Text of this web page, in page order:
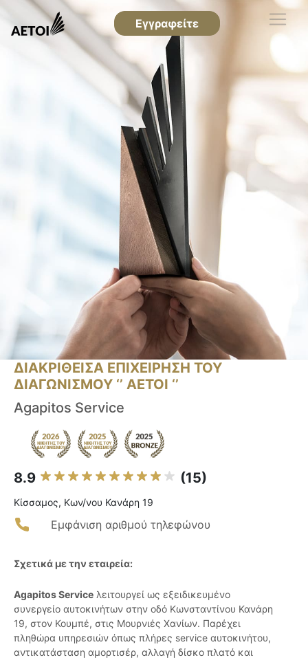
Εγγραφείτε
ΔΙΑΚΡΙΘΕΙΣΑ ΕΠΙΧΕΙΡΗΣΗ ΤΟΥ
ΔΙΑΓΩΝΙΣΜΟΥ ‘’ ΑΕΤΟΙ ‘’
Agapitos Service
8.9 (15)
Κίσσαμος, Κων/νου Κανάρη 19
Εμφάνιση αριθμού τηλεφώνου
Σχετικά με την εταιρεία:
Agapitos Service λειτουργεί ως εξειδικευμένο
συνεργείο αυτοκινήτων στην οδό Κωνσταντίνου Κανάρη
19, στον Κουμπέ, στις Μουρνιές Χανίων. Παρέχει
πληθώρα υπηρεσιών όπως πλήρες service αυτοκινήτου,
αντικατάσταση αμορτισέρ, αλλαγή δίσκο πλατό και